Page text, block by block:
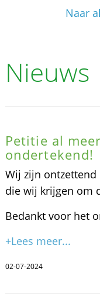
Naar
Nieuws
Petitie al
ondertekend!
Wij zijn
die wij krijgen om
Bedankt voor het
+Lees meer...
02-07-2024